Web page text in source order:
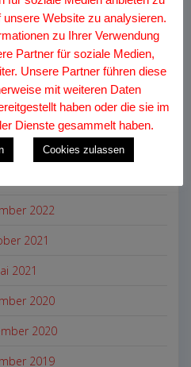
verfügbar!
2026
2024
2024
2022
2021
2021
2020
2020
2019
Website zu analysieren.
zu Ihrer Verwendung
Partner für soziale Medien,
Unsere Partner führen diese
mit weiteren Daten
haben oder die sie im
Dienste gesammelt haben.
Cookies zulassen